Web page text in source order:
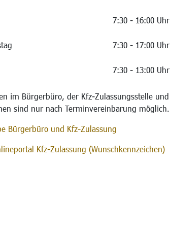
7:30 - 16:00 Uhr
7:30 - 17:00 Uhr
7:30 - 13:00 Uhr
im Bürgerbüro, der Kfz-Zulassungsstelle und
sind nur nach Terminvereinbarung möglich.
Bürgerbüro und Kfz-Zulassung
Kfz-Zulassung (Wunschkennzeichen)